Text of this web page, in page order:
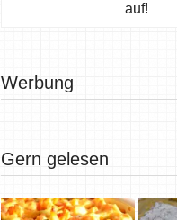
auf!
Werbung
Gern gelesen